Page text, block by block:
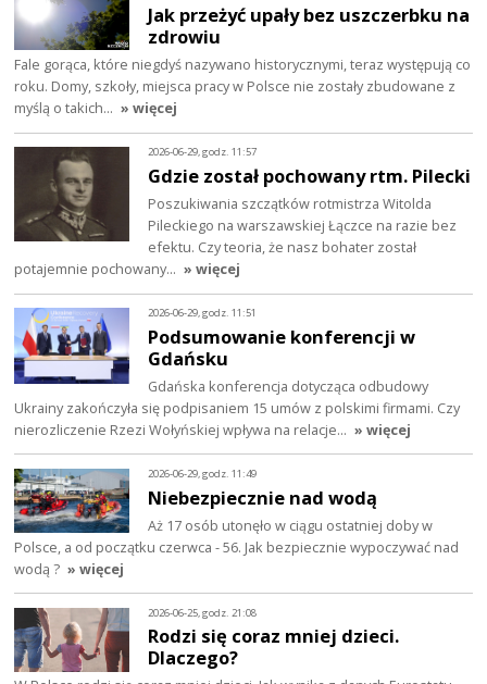
Jak przeżyć upały bez uszczerbku na
zdrowiu
Fale gorąca, które niegdyś nazywano historycznymi, teraz występują co
roku. Domy, szkoły, miejsca pracy w Polsce nie zostały zbudowane z
myślą o takich… » więcej
2026-06-29, godz. 11:57
Gdzie został pochowany rtm. Pilecki
Poszukiwania szczątków rotmistrza Witolda
Pileckiego na warszawskiej Łączce na razie bez
efektu. Czy teoria, że nasz bohater został
potajemnie pochowany… » więcej
2026-06-29, godz. 11:51
Podsumowanie konferencji w
Gdańsku
Gdańska konferencja dotycząca odbudowy
Ukrainy zakończyła się podpisaniem 15 umów z polskimi firmami. Czy
nierozliczenie Rzezi Wołyńskiej wpływa na relacje… » więcej
2026-06-29, godz. 11:49
Niebezpiecznie nad wodą
Aż 17 osób utonęło w ciągu ostatniej doby w
Polsce, a od początku czerwca - 56. Jak bezpiecznie wypoczywać nad
wodą ? » więcej
2026-06-25, godz. 21:08
Rodzi się coraz mniej dzieci.
Dlaczego?